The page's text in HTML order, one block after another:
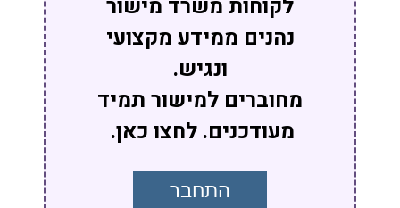
לקוחות משרד מישור
נהנים ממידע מקצועי
ונגיש.
מחוברים למישור תמיד
מעודכנים. לחצו כאן.
התחבר